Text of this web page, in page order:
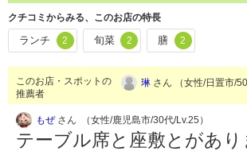
クチコミからみる、このお店の特長
ランチ 2 旬菜 2 膳 2
このお店・スポットの
推薦者
琳 さん （女性/日置市/
もぜさん （女性/鹿児島市/30代/Lv.25）
テーブル席と座敷とがあ